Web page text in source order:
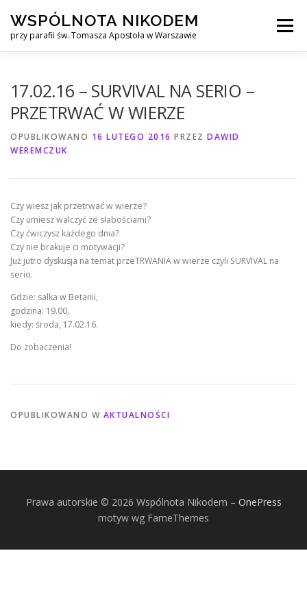
treści
WSPÓLNOTA NIKODEM
przy parafii św. Tomasza Apostoła w Warszawie
Menu
17.02.16 – SURVIVAL NA SERIO –
PRZETRWAĆ W WIERZE
OPUBLIKOWANO 16 LUTEGO 2016 PRZEZ DAWID
WEREMCZUK
Czy wiesz jak przetrwać w wierze?
Czy umiesz walczyć ze słabościami?
Czy ćwiczysz każdego dnia?
Czy nie brakuje ci motywacji?
Już jutro dyskusja na temat przeTRWANIA w wierze czyli SURVIVAL na
serio.
Gdzie: salka w Betanii,
godzina: 19.00,
kiedy: środa, 17.02.16.
Do zobaczenia!
OPUBLIKOWANO W AKTUALNOŚCI
Prawa autorskie © 2026 Wspólnota Nikodem – OnePress
motyw wg FameThemes